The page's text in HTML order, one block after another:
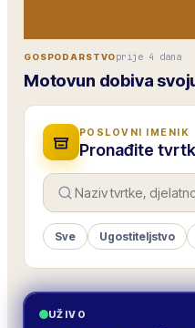
GOSPODARSTVOprije 4 dana
Motovun dobiva
POSLOVNI IMENIK
Pronađite
Sve Ugostiteljstvo
UŽIVO